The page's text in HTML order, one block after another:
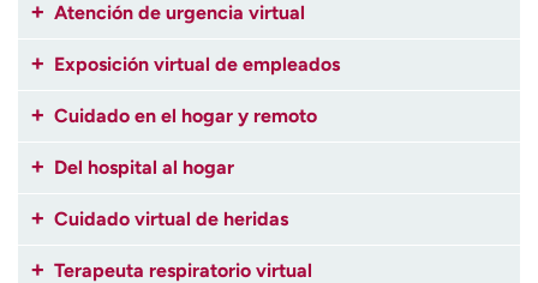
Atención de urgencia virtual
Exposición virtual de empleados
Cuidado en el hogar y remoto
Del hospital al hogar
Cuidado virtual de heridas
Terapeuta respiratorio virtual